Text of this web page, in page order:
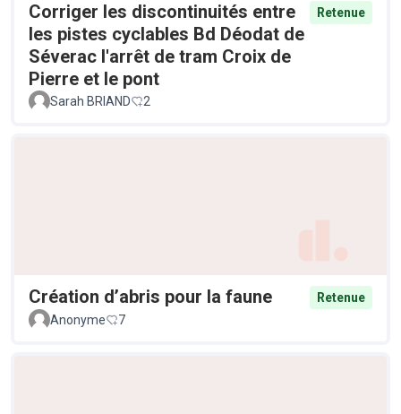
Corriger les discontinuités entre
les pistes cyclables Bd Déodat de
Séverac l'arrêt de tram Croix de
Pierre et le pont
Retenue
Sarah BRIAND 2
Création d’abris pour la faune
Retenue
Anonyme
7